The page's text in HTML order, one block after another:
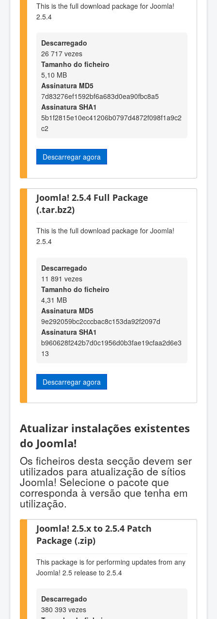
This is the full download package for Joomla!
2.5.4
Descarregado
26 717 vezes
Tamanho do ficheiro
5,10 MB
Assinatura MD5
7d83276ef1592bf6a683d0ea90fbc8a5
Assinatura SHA1
5b1f2815e10ec41206b0797d4872f098f1a9c2
c2
Descarregar agora
Joomla! 2.5.4 Full Package
(.tar.bz2)
This is the full download package for Joomla!
2.5.4
Descarregado
11 891 vezes
Tamanho do ficheiro
4,31 MB
Assinatura MD5
9e292059bc2cccbac8c153da92f2097d
Assinatura SHA1
b960628f242b7d0c1956d0b3fae19cfaa2d6e3
13
Descarregar agora
Atualizar instalações existentes
do Joomla!
Os ficheiros desta secção devem ser
utilizados para atualização de sítios
Joomla! Selecione o pacote que
corresponda à versão que tenha em
utilização.
Joomla! 2.5.x to 2.5.4 Patch
Package (.zip)
This package is for performing updates from any
Joomla! 2.5 release to 2.5.4
Descarregado
380 393 vezes